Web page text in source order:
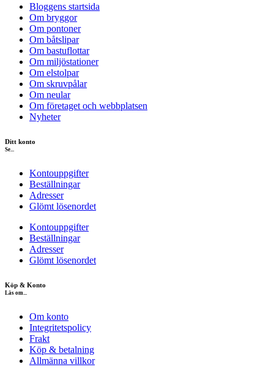
Bloggens startsida
Om bryggor
Om pontoner
Om båtslipar
Om bastuflottar
Om miljöstationer
Om elstolpar
Om skruvpålar
Om neular
Om företaget och webbplatsen
Nyheter
Ditt konto
Se...
Kontouppgifter
Beställningar
Adresser
Glömt lösenordet
Kontouppgifter
Beställningar
Adresser
Glömt lösenordet
Köp & Konto
Läs om...
Om konto
Integritetspolicy
Frakt
Köp & betalning
Allmänna villkor